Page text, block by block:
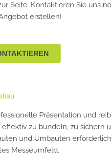
Seite. Kontaktieren Sie uns
erstellen!
Präsentation und
zu bündeln, zu sichern
und Umbauten
Messeumfeld.